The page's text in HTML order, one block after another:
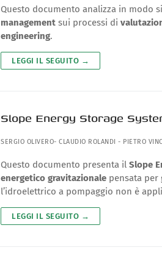
Questo documento analizza in modo
management sui processi di
engineering.
LEGGI IL SEGUITO →
Slope Energy Storage
SERGIO OLIVERO-CLAUDIO ROLANDI - PIETRO
Questo documento presenta ilSlope
energetico gravitazionale pensata
l’idroelettrico a pompaggio non è
LEGGI IL SEGUITO →